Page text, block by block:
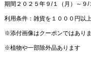
期間２０２５年９/１（月）～９/
利用条件：雑貨を１０００円以
※添付画像はクーポンではあり
※植物や一部除外品あります